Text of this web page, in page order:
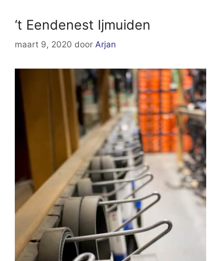
‘t Eendenest Ijmuiden
maart 9, 2020 door Arjan